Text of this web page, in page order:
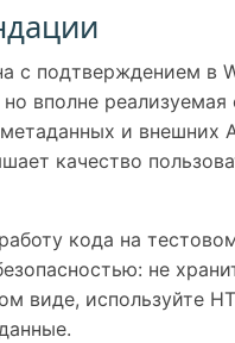
с подтверждением в
но вполне
и внешних
качество
кода на
не
виде, используйте